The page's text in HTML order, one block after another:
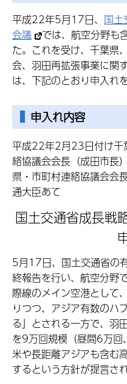
平成22年5月17日、 国土
会議
では、航空分野も
た。これを受け、千葉県
会、羽田再拡張事業に関
は、下記のとおり申入れ
申入れ内容
平成22年2月23日付け千
絡協議会会長（成田市長
県・市町村連絡協議会会
通大臣あて
国土交通省成長戦
5月17日、国土交通省の
終報告を行い、航空分野
際線のメイン空港として
りつつ、アジア有数のハ
る」とされる一方で、羽
を9万回規模（昼間6万
米や長距離アジアも含む
するという方針が提言され